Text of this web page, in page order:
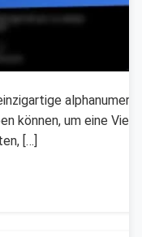
können, um eine
[…]